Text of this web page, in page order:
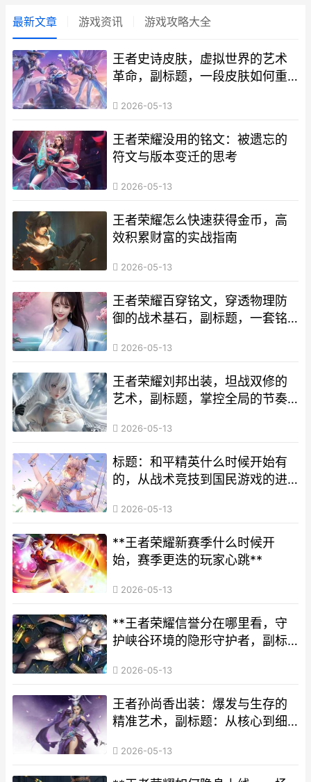
最新文章 游戏资讯 游戏攻略大全
王者史诗皮肤，虚拟世界的艺术
革命，副标题，一段皮肤如何重
2026-05-13
王者荣耀没用的铭文：被遗忘的
符文与版本变迁的思考
2026-05-13
王者荣耀怎么快速获得金币，高
效积累财富的实战指南
2026-05-13
王者荣耀百穿铭文，穿透物理防
御的战术基石，副标题，一套铭
2026-05-13
王者荣耀刘邦出装，坦战双修的
艺术，副标题，掌控全局的节奏
2026-05-13
标题：和平精英什么时候开始有
的，从战术竞技到国民游戏的进
2026-05-13
**王者荣耀新赛季什么时候开
始，赛季更迭的玩家心跳**
2026-05-13
**王者荣耀信誉分在哪里看，守
护峡谷环境的隐形守护者，副标
2026-05-13
王者孙尚香出装：爆发与生存的
精准艺术，副标题：从核心到细
2026-05-13